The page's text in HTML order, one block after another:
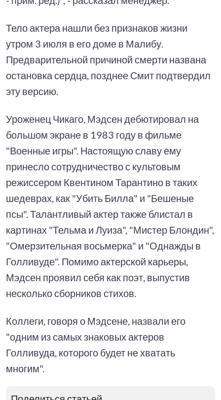
Тело актера нашли без признаков жизни
утром 3 июля в его доме в Малибу.
Предварительной причиной смерти названа
остановка сердца, позднее Смит подтвердил
эту версию.
Уроженец Чикаго, Мэдсен дебютировал на
большом экране в 1983 году в фильме
"Военные игры". Настоящую славу ему
принесло сотрудничество с культовым
режиссером Квентином Тарантино в таких
шедеврах, как "Убить Билла" и "Бешеные
псы". Талантливый актер также блистал в
картинах "Тельма и Луиза", "Мистер Блондин",
"Омерзительная восьмерка" и "Однажды в
Голливуде". Помимо актерской карьеры,
Мэдсен проявил себя как поэт, выпустив
несколько сборников стихов.
Коллеги, говоря о Мэдсене, назвали его
"одним из самых знаковых актеров
Голливуда, которого будет не хватать
многим".